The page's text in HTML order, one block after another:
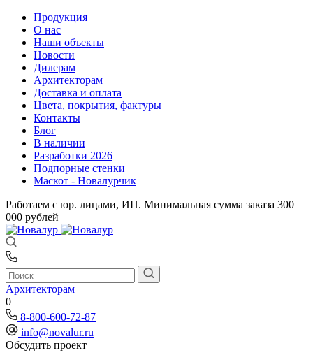
Продукция
О нас
Наши объекты
Новости
Дилерам
Архитекторам
Доставка и оплата
Цвета, покрытия, фактуры
Контакты
Блог
В наличии
Разработки 2026
Подпорные стенки
Маскот - Новалурчик
Работаем с юр. лицами, ИП. Минимальная сумма заказа 300
000 рублей
Архитекторам
0
8-800-600-72-87
info@novalur.ru
Обсудить проект